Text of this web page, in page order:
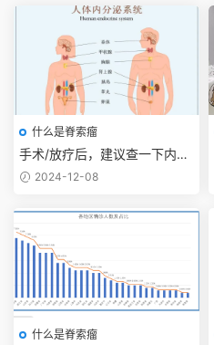
什么是脊索瘤
手术/放疗后，建议查一下内分
泌，目前数据还在收集中
2024-12-08
什么是脊索瘤